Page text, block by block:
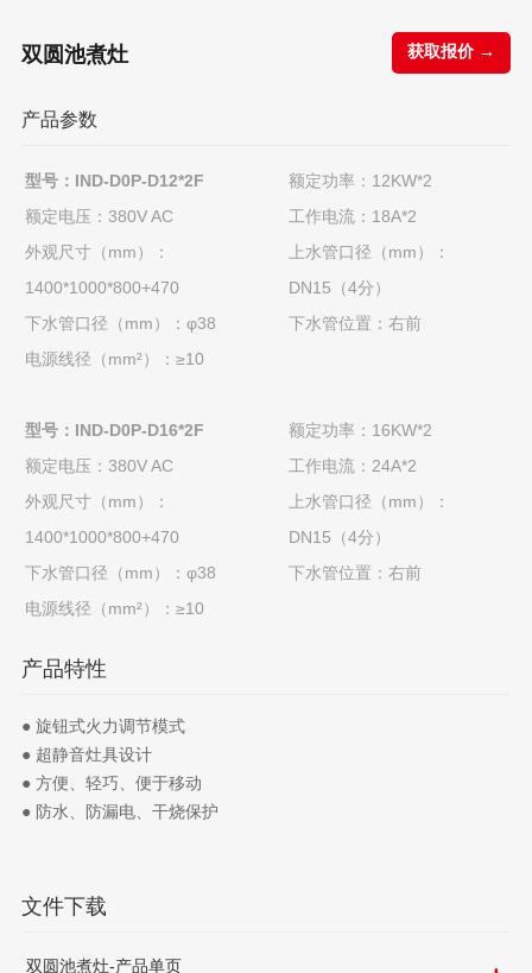
双圆池煮灶 获取报价 →
产品参数
型号：IND-D0P-D12*2F
额定功率：12KW*2
额定电压：380V AC
工作电流：18A*2
外观尺寸（mm）：
1400*1000*800+470
上水管口径（mm）：
DN15（4分）
下水管口径（mm）：φ38
下水管位置：右前
电源线径（mm²）：≥10
型号：IND-D0P-D16*2F
额定功率：16KW*2
额定电压：380V AC
工作电流：24A*2
外观尺寸（mm）：
1400*1000*800+470
上水管口径（mm）：
DN15（4分）
下水管口径（mm）：φ38
下水管位置：右前
电源线径（mm²）：≥10
产品特性
● 旋钮式火力调节模式
● 超静音灶具设计
● 方便、轻巧、便于移动
● 防水、防漏电、干烧保护
文件下载
双圆池煮灶-产品单页